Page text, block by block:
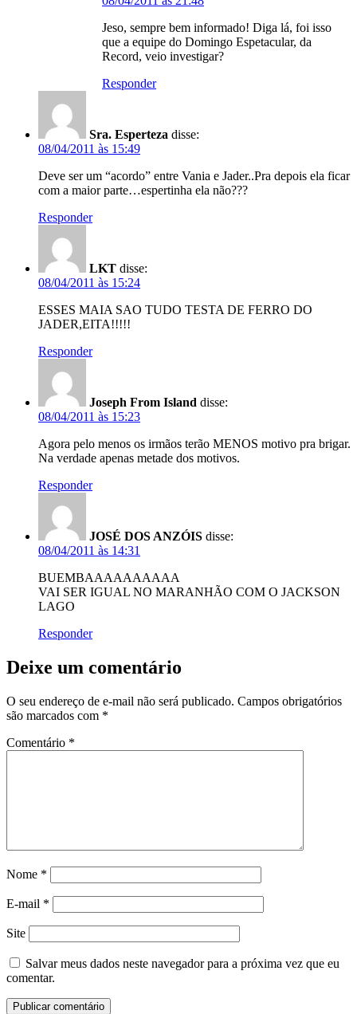
Jeso, sempre bem informado! Diga lá, foi isso
que a equipe do Domingo Espetacular, da
Record, veio investigar?
Responder
Sra. Esperteza disse:
08/04/2011 às 15:49
Deve ser um “acordo” entre Vania e Jader..Pra depois ela ficar
com a maior parte…espertinha ela não???
Responder
LKT disse:
08/04/2011 às 15:24
ESSES MAIA SAO TUDO TESTA DE FERRO DO
JADER,EITA!!!!!
Responder
Joseph From Island disse:
08/04/2011 às 15:23
Agora pelo menos os irmãos terão MENOS motivo pra brigar.
Na verdade apenas metade dos motivos.
Responder
JOSÉ DOS ANZÓIS disse:
08/04/2011 às 14:31
BUEMBAAAAAAAAAA
VAI SER IGUAL NO MARANHÃO COM O JACKSON
LAGO
Responder
Deixe um comentário
O seu endereço de e-mail não será publicado. Campos obrigatórios
são marcados com *
Comentário *
Nome *
E-mail *
Site
Salvar meus dados neste navegador para a próxima vez que eu
comentar.